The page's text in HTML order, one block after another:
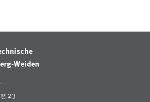
Weiden
23
um die Chatfunktion nutzen zu können.
= Sitzungslaufzeit, mibew_locale = 3
= 1 Jahr